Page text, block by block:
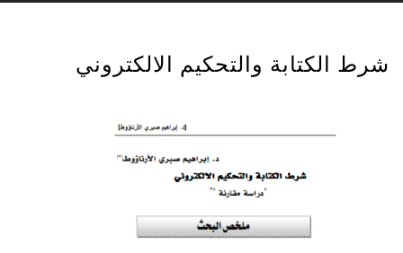
شرط الكتابة والتحكيم الالكتروني